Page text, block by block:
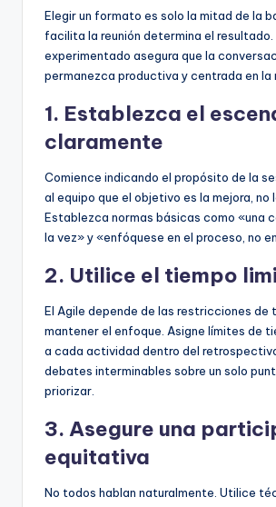
Elegir un formato es solo la mitad de la
facilita la reunión determina el
experimentado asegura que la
permanezca productiva y centrada en la
1. Establezca el
claramente
Comience indicando el propósito de la
al equipo que el objetivo es la mejora, no
Establezca normas básicas como «una
la vez» y «enfóquese en el proceso, no
2. Utilice el tiempo
El Agile depende de las restricciones de
mantener el enfoque. Asigne límites de
a cada actividad dentro del
debates interminables sobre un solo
priorizar.
3. Asegure una
equitativa
No todos hablan naturalmente. Utilice